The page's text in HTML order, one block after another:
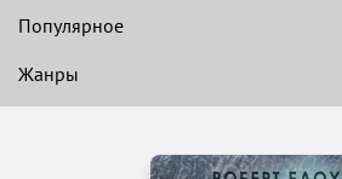
Популярное
Жанры